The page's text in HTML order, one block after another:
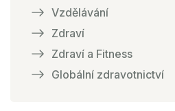
Vzdělávání
Zdraví
Zdraví a Fitness
Globální zdravotnictví